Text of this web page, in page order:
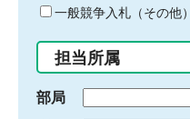
ド
入
力
一般競争入札（その他）
担当所属
部局